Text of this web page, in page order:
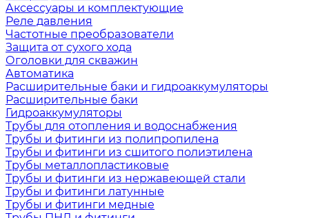
Аксессуары и комплектующие
Реле давления
Частотные преобразователи
Защита от сухого хода
Оголовки для скважин
Автоматика
Расширительные баки и гидроаккумуляторы
Расширительные баки
Гидроаккумуляторы
Трубы для отопления и водоснабжения
Трубы и фитинги из полипропилена
Трубы и фитинги из сшитого полиэтилена
Трубы металлопластиковые
Трубы и фитинги из нержавеющей стали
Трубы и фитинги латунные
Трубы и фитинги медные